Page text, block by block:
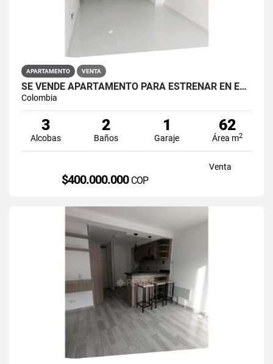
APARTAMENTO VENTA
SE VENDE APARTAMENTO PARA ESTRENAR EN EL BARRIO RESTREPO
Colombia
3
Alcobas
2
Baños
1
Garaje
62
Área m2
Venta
$400.000.000 COP